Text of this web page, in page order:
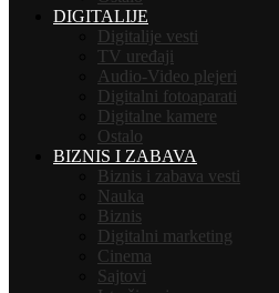
DIGITALIJE
Digitalije vesti
TV uređaji
Audio-Video plejeri
Digitalni fotoaparati
Digitalne kamere
Ostalo
BIZNIS I ZABAVA
Biznis i zabava vesti
Nauka
Biznis
Digitalni marketing
Cinema
Sajtovi